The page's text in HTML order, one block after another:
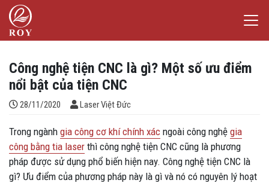
Chuyển đến nội dung
Laser Việt Đức
Công nghệ tiện CNC là gì? Một số ưu điểm
nổi bật của tiện CNC
28/11/2020 Đăng bởi
Laser Việt Đức
Trong ngành gia công cơ khí chính xác ngoài công nghệ gia
công bằng tia laser thì công nghệ tiện CNC cũng là phương
pháp được sử dụng phổ biến hiện nay. Công nghệ tiện CNC là
gì? Ưu điểm của phương pháp này là gì và nó có nguyên lý hoạt